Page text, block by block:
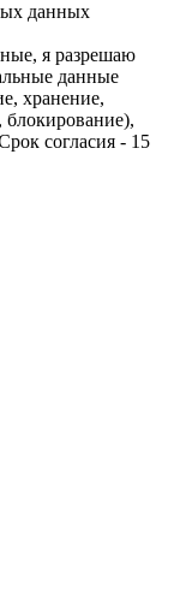
данных
я разрешаю
данные
хранение,
блокирование),
согласия - 15